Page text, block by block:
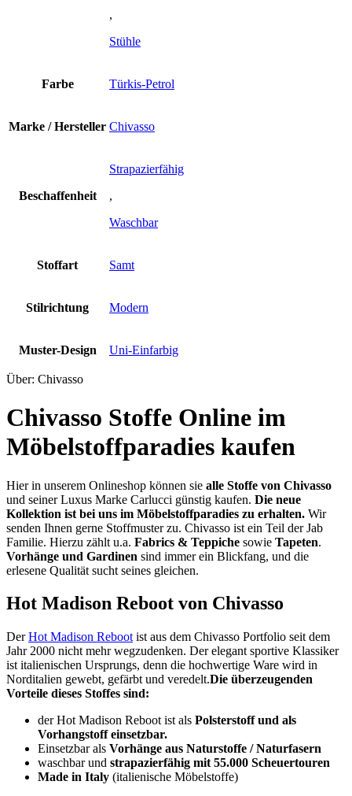
,
Stühle
Farbe Türkis-Petrol
Marke / Hersteller Chivasso
Beschaffenheit
Strapazierfähig
,
Waschbar
Stoffart Samt
Stilrichtung Modern
Muster-Design Uni-Einfarbig
Über: Chivasso
Chivasso Stoffe Online im
Möbelstoffparadies kaufen
Hier in unserem Onlineshop können sie alle Stoffe von Chivasso
und seiner Luxus Marke Carlucci günstig kaufen. Die neue
Kollektion ist bei uns im Möbelstoffparadies zu erhalten. Wir
senden Ihnen gerne Stoffmuster zu. Chivasso ist ein Teil der Jab
Familie. Hierzu zählt u.a. Fabrics & Teppiche sowie Tapeten.
Vorhänge und Gardinen sind immer ein Blickfang, und die
erlesene Qualität sucht seines gleichen.
Hot Madison Reboot von Chivasso
DerHot Madison Reboot ist aus dem Chivasso Portfolio seit dem
Jahr 2000 nicht mehr wegzudenken. Der elegant sportive Klassiker
ist italienischen Ursprungs, denn die hochwertige Ware wird in
Norditalien gewebt, gefärbt und veredelt.Die überzeugenden
Vorteile dieses Stoffes sind:
der Hot Madison Reboot ist als Polsterstoff und als
Vorhangstoff einsetzbar.
Einsetzbar als Vorhänge aus Naturstoffe / Naturfasern
waschbar und strapazierfähig mit 55.000 Scheuertouren
Made in Italy (italienische Möbelstoffe)